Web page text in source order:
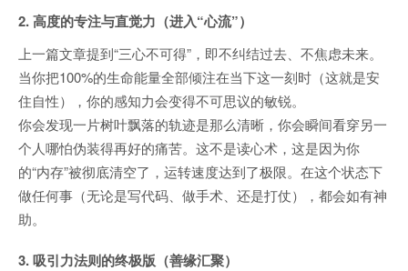
2. 高度的专注与直觉力（进入“心流”）
上一篇文章提到“三心不可得”，即不纠结过去、不焦虑未来。
当你把100%的生命能量全部倾注在当下这一刻时（这就是安
住自性），你的感知力会变得不可思议的敏锐。
你会发现一片树叶飘落的轨迹是那么清晰，你会瞬间看穿另一
个人哪怕伪装得再好的痛苦。这不是读心术，这是因为你
的“内存”被彻底清空了，运转速度达到了极限。在这个状态下
做任何事（无论是写代码、做手术、还是打仗），都会如有神
助。
3. 吸引力法则的终极版（善缘汇聚）